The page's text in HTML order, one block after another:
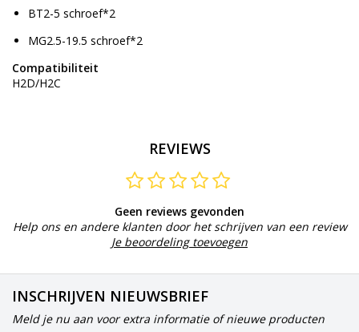
BT2-5 schroef*2
MG2.5-19.5 schroef*2
Compatibiliteit
H2D/H2C
REVIEWS
Geen reviews gevonden
Help ons en andere klanten door het schrijven van een review
Je beoordeling toevoegen
INSCHRIJVEN NIEUWSBRIEF
Meld je nu aan voor extra informatie of nieuwe producten